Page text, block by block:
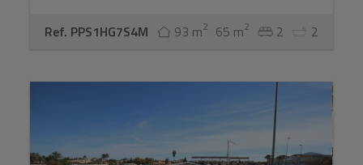
Ref. PPS1HG7S4M 93 m2 65 m2 2 2